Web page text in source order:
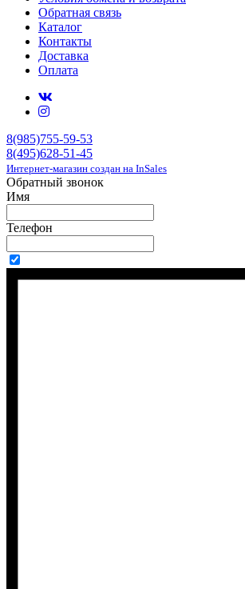
Обратная связь
Каталог
Контакты
Доставка
Оплата
8(985)755-59-53
8(495)628-51-45
Интернет-магазин создан на InSales
Обратный звонок
Имя
Телефон